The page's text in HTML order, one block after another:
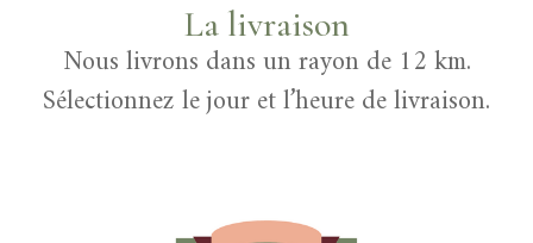
La livraison
Nous livrons dans un rayon de 12 km.
Sélectionnez le jour et l’heure de livraison.